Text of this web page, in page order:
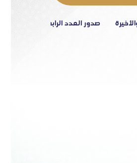
صدور العدد الرابع من مجلة «الرابطة»